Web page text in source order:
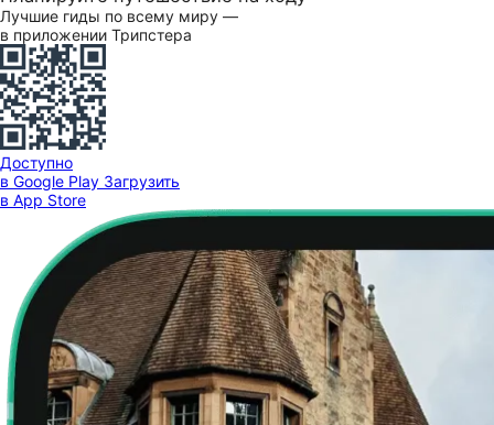
Лучшие гиды по всему миру —
в приложении Трипстера
Доступно
в Google Play Загрузить
в App Store